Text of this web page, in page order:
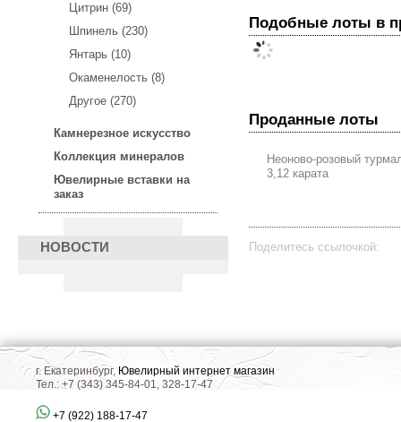
Цитрин (69)
Шпинель (230)
Янтарь (10)
Окаменелость (8)
Другое (270)
Камнерезное искусство
Коллекция минералов
Ювелирные вставки на
заказ
НОВОСТИ
Подобные лоты в
Проданные лоты
Неоново-розовый
3,12 карата
Поделитесь ссылочкой:
г. Екатеринбург, Ювелирный интернет магазин
Тел.: +7 (343) 345-84-01, 328-17-47
+7 (922) 188-17-47